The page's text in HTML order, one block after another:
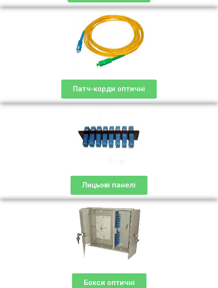
Патч-корди оптичні
Лицьові панелі
Бокси оптичні